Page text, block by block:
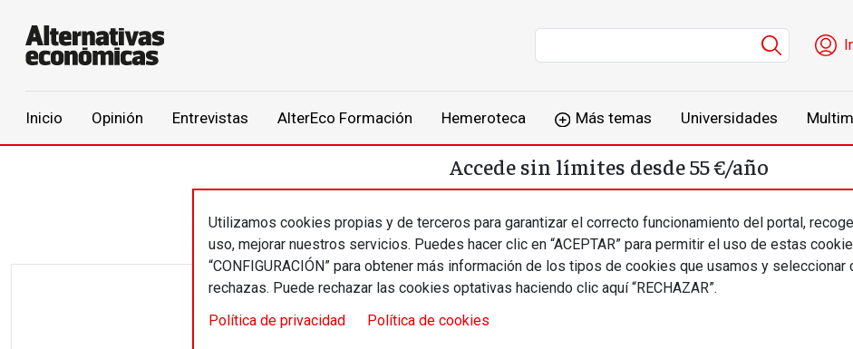
Menú
Inicio Opinión Entrevistas AlterEco Formación Hemeroteca Más temas Universidades
Utilizamos cookies propias y de terceros para garantizar el correcto funcionamiento del portal,
uso, mejorar nuestros servicios. Puedes hacer clic en “ACEPTAR” para permitir el uso de estas
“CONFIGURACIÓN” para obtener más información de los tipos de cookies que usamos y seleccionar
rechazas. Puede rechazar las cookies optativas haciendo clic aquí “RECHAZAR”.
Política de privacidad
Política de cookies
Accede sin límites desde 55 €/año